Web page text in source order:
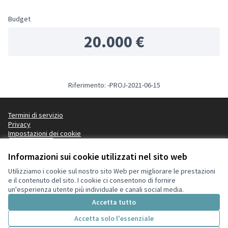
Informazioni sui cookie utilizzati nel sito web
Utilizziamo i cookie sul nostro sito Web per migliorare le prestazioni
e il contenuto del sito. I cookie ci consentono di fornire
un'esperienza utente più individuale e canali social media.
Accetta tutto
Accetta solo l'essenziale
Budget
20.000 €
Riferimento: -PROJ-2021-06-15
Termini di servizio
Privacy
Impostazioni dei cookie
(Collegamento esterno)
software libero
(Collegamento esterno)
.
Licenza